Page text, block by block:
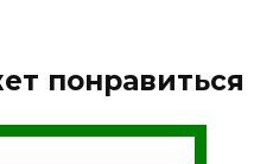
понравиться